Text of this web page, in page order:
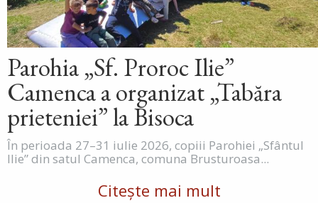
Parohia „Sf. Proroc Ilie”
Camenca a organizat „Tabăra
prieteniei” la Bisoca
În perioada 27–31 iulie 2026, copiii Parohiei „Sfântul
Ilie” din satul Camenca, comuna Brusturoasa...
Citește mai mult